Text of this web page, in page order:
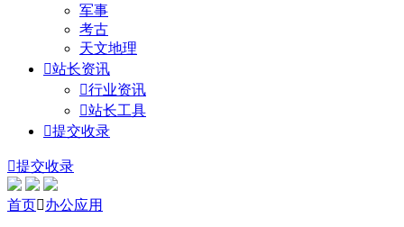
军事
考古
天文地理
站长资讯
行业资讯
站长工具
提交收录
提交收录
首页办公应用